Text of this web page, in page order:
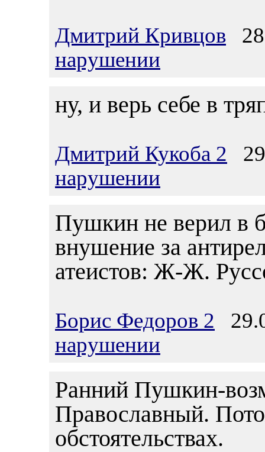
Дмитрий Кривцов
нарушении
ну, и верь себе в
Дмитрий Кукоба 2
нарушении
Пушкин не верил в
внушение за
атеистов: Ж-Ж.
Борис Федоров 2
нарушении
Ранний Пушкин-
Православный.
обстоятельствах.